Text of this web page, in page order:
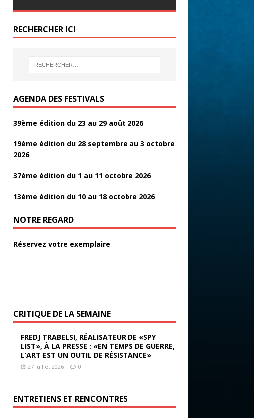
e
b
o
o
itt
er
ta
er
RECHERCHER ICI
AGENDA DES FESTIVALS
39ème édition du 23 au 29 août 2026
19ème édition du 28 septembre au 3 octobre
2026
37ème édition du 1 au 11 octobre 2026
13ème édition du 10 au 18 octobre 2026
NOTRE REGARD
Réservez votre exemplaire
CRITIQUE DE LA SEMAINE
FREDJ TRABELSI, RÉALISATEUR DE «SPY
LIST», À LA PRESSE : «EN TEMPS DE GUERRE,
L’ART EST UN OUTIL DE RÉSISTANCE»
27 juillet 2026 0
ENTRETIENS ET RENCONTRES